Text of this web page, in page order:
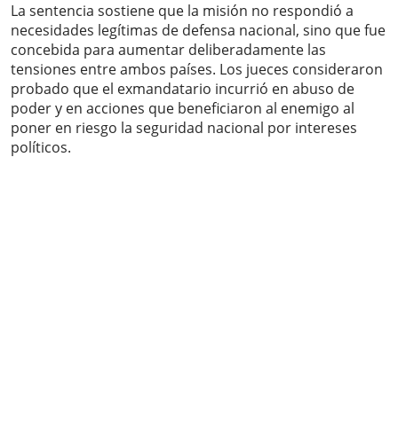
La sentencia sostiene que la misión no respondió a
necesidades legítimas de defensa nacional, sino que fue
concebida para aumentar deliberadamente las
tensiones entre ambos países. Los jueces consideraron
probado que el exmandatario incurrió en abuso de
poder y en acciones que beneficiaron al enemigo al
poner en riesgo la seguridad nacional por intereses
políticos.